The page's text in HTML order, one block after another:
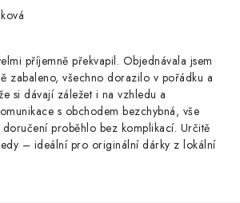
příjemně překvapil. Objednávala jsem
zabaleno, všechno dorazilo v pořádku a
si dávají záležet i na vzhledu a
s obchodem bezchybná, vše
proběhlo bez komplikací. Určitě
– ideální pro originální dárky z lokální